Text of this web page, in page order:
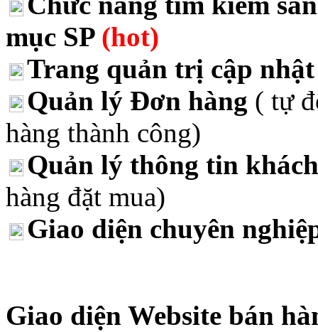
mục SP (hot)
Trang quản trị cập
Quản lý Đơn hàng ( tự
hàng thành công)
Quản lý thông tin
hàng đặt mua)
Giao diện chuyên
Giao diện Website bán